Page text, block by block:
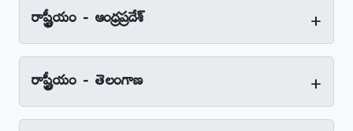
రాష్ట్రీయం - ఆంధ్రప్రదేశ్‌ +
రాష్ట్రీయం - తెలంగాణ +